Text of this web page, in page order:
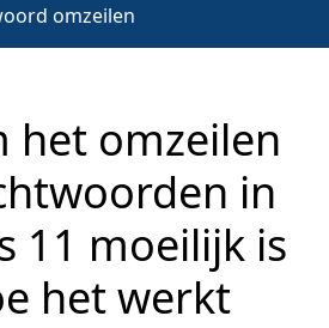
omzeilen
het omzeilen
in
11 moeilijk is
het werkt